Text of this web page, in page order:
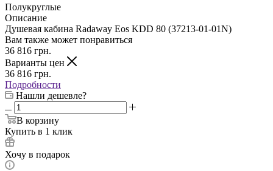
Полукруглые
Описание
Душевая кабина Radaway Eos KDD 80 (37213-01-01N)
Вам также может понравиться
36 816 грн.
Варианты цен
36 816 грн.
Подробности
Нашли дешевле?
В корзину
Купить в 1 клик
Хочу в подарок